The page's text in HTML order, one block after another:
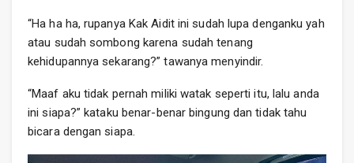
“Ha ha ha, rupanya Kak Aidit ini sudah lupa denganku yah
atau sudah sombong karena sudah tenang
kehidupannya sekarang?” tawanya menyindir.
“Maaf aku tidak pernah miliki watak seperti itu, lalu anda
ini siapa?” kataku benar-benar bingung dan tidak tahu
bicara dengan siapa.